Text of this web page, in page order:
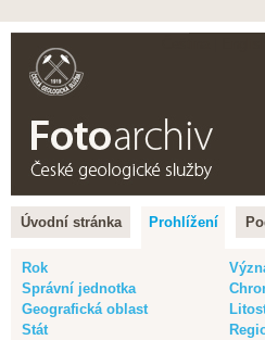
Úvodní stránka Prohlížení
Rok
Správní jednotka
Geografická oblast
Stát